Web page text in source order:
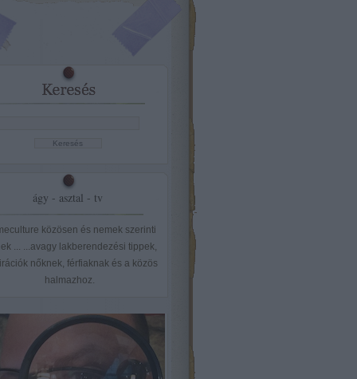
ágy - asztal - tv
közösen és nemek szerinti
... ...avagy lakberendezési tippek,
nőknek, férfiaknak és a közös
halmazhoz.